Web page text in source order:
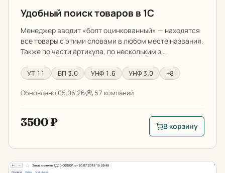
Удобный поиск товаров в 1С
Менеджер вводит «болт оцинкованный» — находятся
все товары с этими словами в любом месте названия.
Также по части артикула, по нескольким з…
УТ 11 БП 3.0 УНФ 1.6 УНФ 3.0 +8
Обновлено 05.06.26 57 компаний
3500 ₽
В корзину:
В корзину